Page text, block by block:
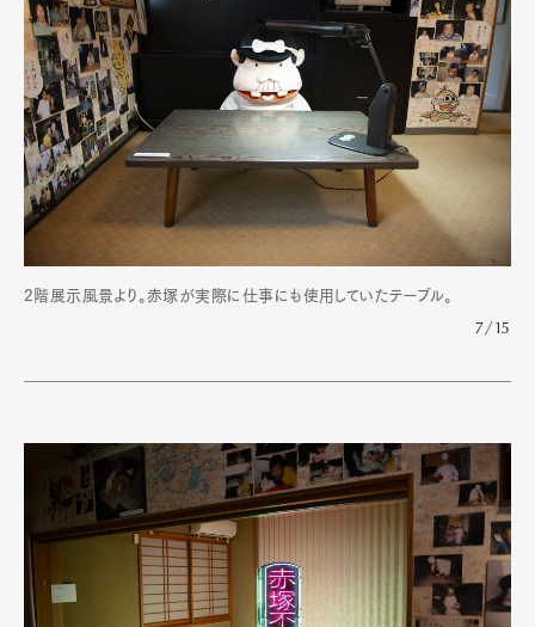
2階展示風景より。赤塚が実際に仕事にも使用していたテーブル。
7/15